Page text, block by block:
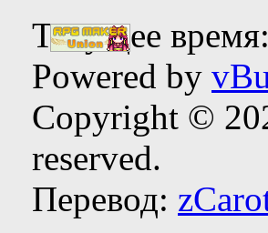
Текущее время:
Powered by
Copyright ©
reserved.
Перевод: